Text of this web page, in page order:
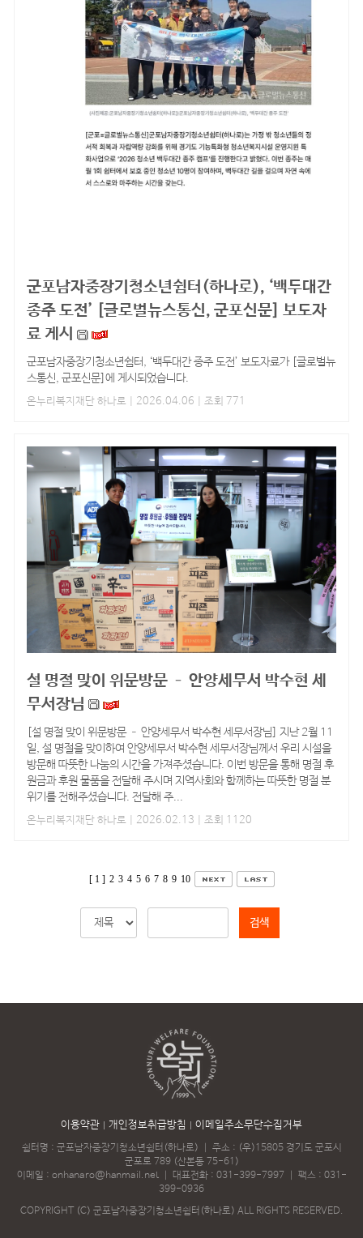
군포남자중장기청소년쉼터(하나로), ‘백두대간
종주 도전’ [글로벌뉴스통신, 군포신문] 보도자
료 게시
군포남자중장기청소년쉼터, ‘백두대간 종주 도전’ 보도자료가 [글로벌뉴
스통신, 군포신문]에 게시되었습니다.
온누리복지재단 하나로 | 2026.04.06 | 조회 771
설 명절 맞이 위문방문 – 안양세무서 박수현 세
무서장님
[설 명절 맞이 위문방문 – 안양세무서 박수현 세무서장님] 지난 2월 11
일, 설 명절을 맞이하여 안양세무서 박수현 세무서장님께서 우리 시설을
방문해 따뜻한 나눔의 시간을 가져주셨습니다. 이번 방문을 통해 명절 후
원금과 후원 물품을 전달해 주시며 지역사회와 함께하는 따뜻한 명절 분
위기를 전해주셨습니다. 전달해 주...
온누리복지재단 하나로 | 2026.02.13 | 조회 1120
[ 1 ] 2 3 4 5 6 7 8 9 10
검색
이용약관 개인정보취급방침 이메일주소무단수집거부
쉼터명 : 군포남자중장기청소년쉼터(하나로)
주소 : (우)15805 경기도 군포시
군포로 789 (산본동 75-61)
이메일 : onhanaro@hanmail.net｜ 대표전화 : 031-399-7997
팩스 : 031-
399-0936
COPYRIGHT (C) 군포남자중장기청소년쉼터(하나로) ALL RIGHTS RESERVED.